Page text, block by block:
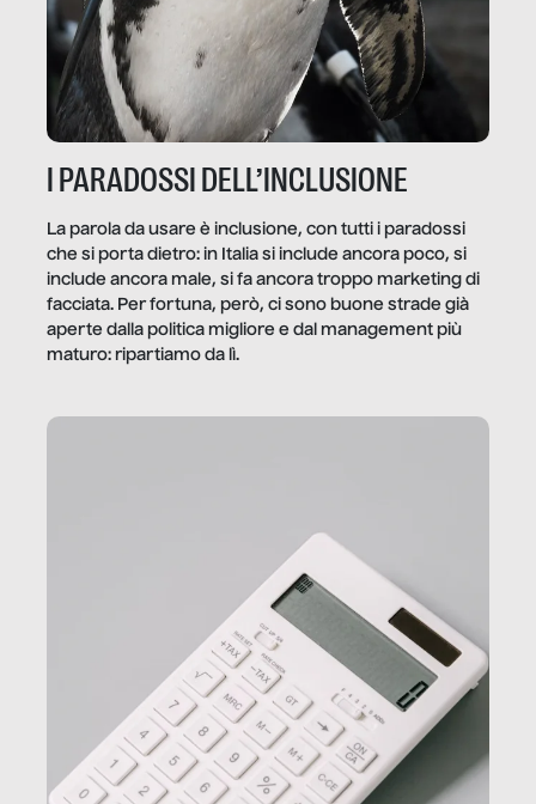
I PARADOSSI DELL’INCLUSIONE
La parola da usare è inclusione, con tutti i paradossi
che si porta dietro: in Italia si include ancora poco, si
include ancora male, si fa ancora troppo marketing di
facciata. Per fortuna, però, ci sono buone strade già
aperte dalla politica migliore e dal management più
maturo: ripartiamo da lì.